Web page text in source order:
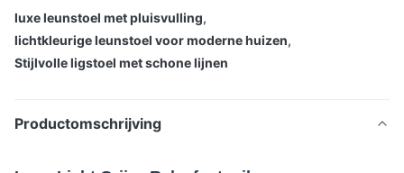
luxe leunstoel met pluisvulling,
lichtkleurige leunstoel voor moderne huizen,
Stijlvolle ligstoel met schone lijnen
Productomschrijving